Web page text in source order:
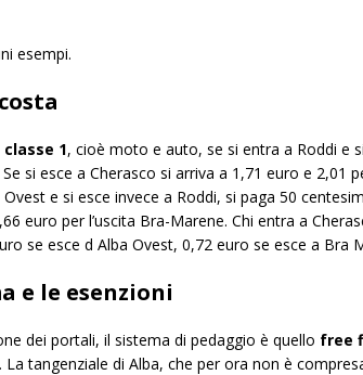
esempi.
classe 1, cioè moto e auto, se si entra a Roddi e
si esce a Cherasco si arriva a 1,71 euro e 2,01
e si esce invece a Roddi, si paga 50
euro per l’uscita Bra-Marene. Chi entra a
se esce d Alba Ovest, 0,72 euro se esce a Bra
e le esenzioni
dei portali, il sistema di pedaggio è quello free
La tangenziale di Alba, che per ora non è